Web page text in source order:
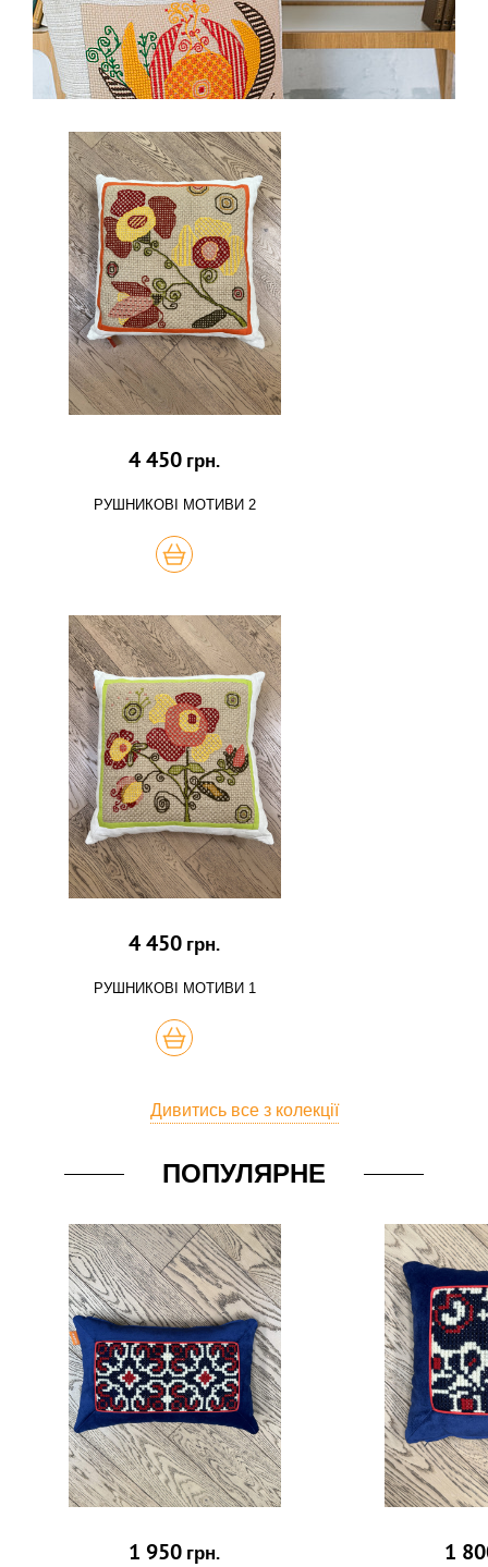
4 450 грн.
РУШНИКОВІ МОТИВИ 2
КУПИТЬ
4 450 грн.
РУШНИКОВІ МОТИВИ 1
КУПИТЬ
Дивитись все з колекції
ПОПУЛЯРНЕ
1 950 грн. 1